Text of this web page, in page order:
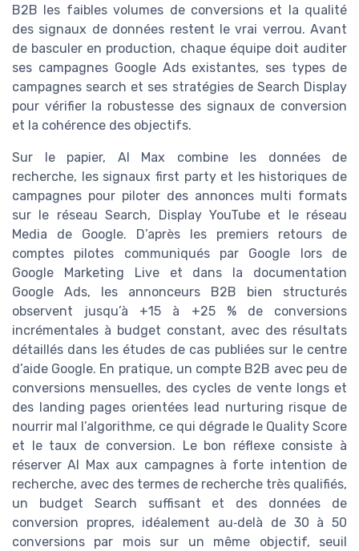
B2B les faibles volumes de conversions et la qualité
des signaux de données restent le vrai verrou. Avant
de basculer en production, chaque équipe doit auditer
ses campagnes Google Ads existantes, ses types de
campagnes search et ses stratégies de Search Display
pour vérifier la robustesse des signaux de conversion
et la cohérence des objectifs.
Sur le papier, AI Max combine les données de
recherche, les signaux first party et les historiques de
campagnes pour piloter des annonces multi formats
sur le réseau Search, Display YouTube et le réseau
Media de Google. D’après les premiers retours de
comptes pilotes communiqués par Google lors de
Google Marketing Live et dans la documentation
Google Ads, les annonceurs B2B bien structurés
observent jusqu’à +15 à +25 % de conversions
incrémentales à budget constant, avec des résultats
détaillés dans les études de cas publiées sur le centre
d’aide Google. En pratique, un compte B2B avec peu de
conversions mensuelles, des cycles de vente longs et
des landing pages orientées lead nurturing risque de
nourrir mal l’algorithme, ce qui dégrade le Quality Score
et le taux de conversion. Le bon réflexe consiste à
réserver AI Max aux campagnes à forte intention de
recherche, avec des termes de recherche très qualifiés,
un budget Search suffisant et des données de
conversion propres, idéalement au‑delà de 30 à 50
conversions par mois sur un même objectif, seuil